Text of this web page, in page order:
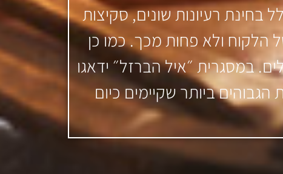
בחינת רעיונות שונים, סקיצות
הלקוח ולא פחות מכך. כמו כן
במסגרית ״איל הברזל״ ידאגו
ביותר שקיימים כיום